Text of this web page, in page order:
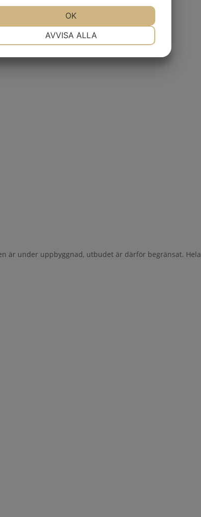
är under uppbyggnad, utbudet är därför begränsat. Hela
AVVISA ALLA
OK